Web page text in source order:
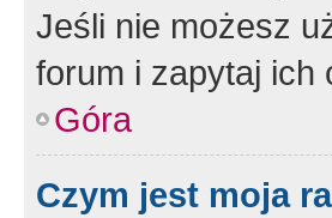
Jeśli nie możesz
forum i zapytaj ich
Góra
Czym jest moja